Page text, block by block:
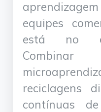
equipes
está no
reciclagens
contínuas